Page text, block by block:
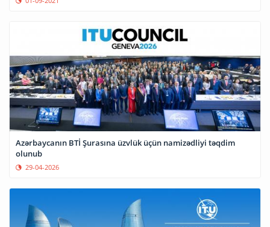
Azərbaycanın BTİ Şurasına üzvlük üçün namizədliyi təqdim
olunub
29-04-2026